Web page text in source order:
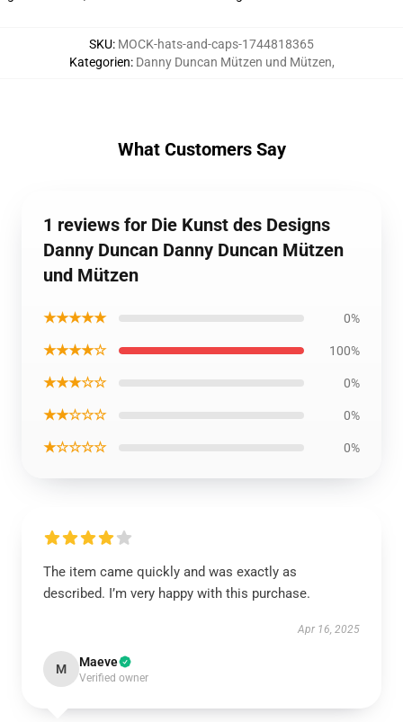
SKU: MOCK-hats-and-caps-1744818365
Kategorien: Danny Duncan Mützen und Mützen,
What Customers Say
1 reviews for Die Kunst des Designs
Danny Duncan Danny Duncan Mützen
und Mützen
★★★★★ 0%
★★★★☆ 100%
★★★☆☆ 0%
★★☆☆☆ 0%
★☆☆☆☆ 0%
The item came quickly and was exactly as
described. I’m very happy with this purchase.
Apr 16, 2025
M Maeve
Verified owner